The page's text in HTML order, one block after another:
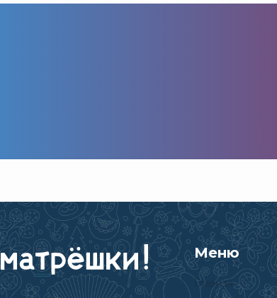
Меню
Главная